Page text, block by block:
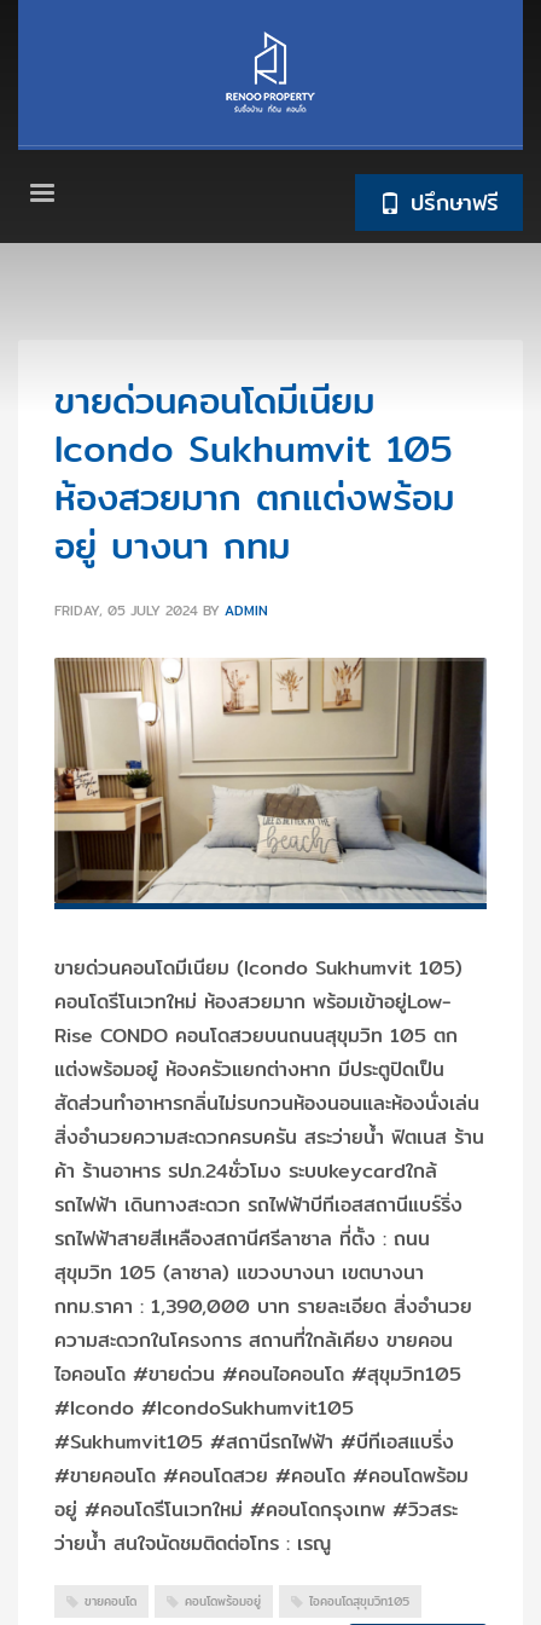
ปรึกษาฟรี
ขายด่วนคอนโดมีเนียม
Icondo Sukhumvit 105
ห้องสวยมาก ตกแต่งพร้อม
อยู่ บางนา กทม
FRIDAY, 05 JULY 2024 BY ADMIN
ขายด่วนคอนโดมีเนียม (Icondo Sukhumvit 105)
คอนโดรีโนเวทใหม่ ห้องสวยมาก พร้อมเข้าอยู่Low-
Rise CONDO คอนโดสวยบนถนนสุขุมวิท 105 ตก
แต่งพร้อมอยู๋ ห้องครัวแยกต่างหาก มีประตูปิดเป็น
สัดส่วนทำอาหารกลิ่นไม่รบกวนห้องนอนและห้องนั่งเล่น
สิ่งอำนวยความสะดวกครบครัน สระว่ายน้ำ ฟิตเนส ร้าน
ค้า ร้านอาหาร รปภ.24ชั่วโมง ระบบkeycardใกล้
รถไฟฟ้า เดินทางสะดวก รถไฟฟ้าบีทีเอสสถานีแบร์ริ่ง
รถไฟฟ้าสายสีเหลืองสถานีศรีลาซาล ที่ตั้ง : ถนน
สุขุมวิท 105 (ลาซาล) แขวงบางนา เขตบางนา
กทม.ราคา : 1,390,000 บาท รายละเอียด สิ่งอำนวย
ความสะดวกในโครงการ สถานที่ใกล้เคียง ขายคอน
ไอคอนโด #ขายด่วน #คอนไอคอนโด #สุขุมวิท105
#Icondo #IcondoSukhumvit105
#Sukhumvit105 #สถานีรถไฟฟ้า #บีทีเอสแบริ่ง
#ขายคอนโด #คอนโดสวย #คอนโด #คอนโดพร้อม
อยู่ #คอนโดรีโนเวทใหม่ #คอนโดกรุงเทพ #วิวสระ
ว่ายน้ำ สนใจนัดชมติดต่อโทร : เรณู
ขายคอนโด คอนโดพร้อมอยู่ ไอคอนโดสุขุมวิท105